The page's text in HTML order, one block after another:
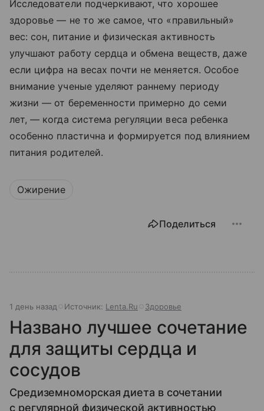
Исследователи подчеркивают, что хорошее
здоровье — не то же самое, что «правильный»
вес: сон, питание и физическая активность
улучшают работу сердца и обмена веществ, даже
если цифра на весах почти не меняется. Особое
внимание ученые уделяют раннему периоду
жизни — от беременности примерно до семи
лет, — когда система регуляции веса ребенка
особенно пластична и формируется под влиянием
питания родителей.
Ожирение
Поделиться
1 день назад Источник: Lenta.Ru Здоровье
Названо лучшее сочетание
для защиты сердца и
сосудов
Средиземноморская диета в сочетании
с регулярной физической активностью